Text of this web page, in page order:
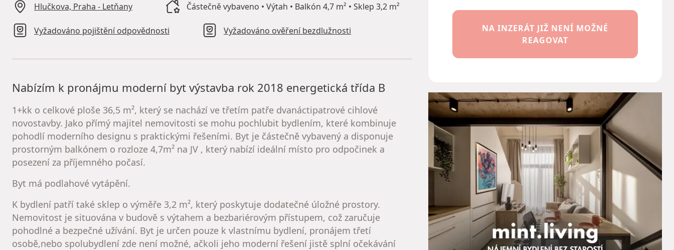
Hlučkova, Praha - Letňany Částečně vybaveno • Výtah • Balkón 4,7 m² • Sklep 3,2 m²
Vyžadováno pojištění odpovědnosti Vyžadováno ověření bezdlužnosti
Nabízím k pronájmu moderní byt výstavba rok 2018 energetická třída B
1+kk o celkové ploše 36,5 m², který se nachází ve třetím patře dvanáctipatrové cihlové
novostavby. Jako přímý majitel nemovitosti se mohu pochlubit bydlením, které kombinuje
pohodlí moderního designu s praktickými řešeními. Byt je částečně vybavený a disponuje
prostorným balkónem o rozloze 4,7m² na JV , který nabízí ideální místo pro odpočinek a
posezení za příjemného počasí.
Byt má podlahové vytápění.
K bydlení patří také sklep o výměře 3,2 m², který poskytuje dodatečné úložné prostory.
Nemovitost je situována v budově s výtahem a bezbariérovým přístupem, což zaručuje
pohodlné a bezpečné užívání. Byt je určen pouze k vlastnímu bydlení, pronájem třetí
osobě,nebo spolubydlení zde není možné, ačkoli jeho moderní řešení jistě splní očekávání
NA INZERÁT JIŽ NENÍ MOŽNÉ
REAGOVAT